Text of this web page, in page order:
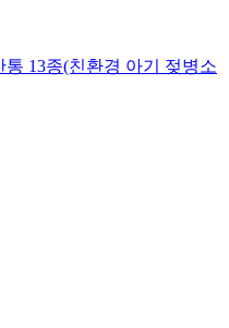
13종(친환경 아기 젖병소